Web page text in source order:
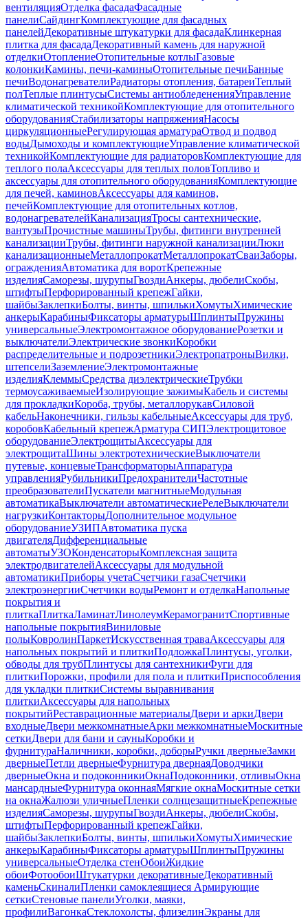
вентиляцияОтделка фасадаФасадные
панелиСайдингКомплектующие для фасадных
панелейДекоративные штукатурки для фасадаКлинкерная
плитка для фасадаДекоративный камень для наружной
отделкиОтоплениеОтопительные котлыГазовые
колонкиКамины, печи-каминыОтопительные печиБанные
печиВодонагревателиРадиаторы отопления, батареиТеплый
полТеплые плинтусыСистемы антиобледененияУправление
климатической техникойКомплектующие для отопительного
оборудованияСтабилизаторы напряженияНасосы
циркуляционныеРегулирующая арматураОтвод и подвод
водыДымоходы и комплектующиеУправление климатической
техникойКомплектующие для радиаторовКомплектующие для
теплого полаАксессуары для теплых половТопливо и
аксессуары для отопительного оборудованияКомплектующие
для печей, каминовАксессуары для каминов,
печейКомплектующие для отопительных котлов,
водонагревателейКанализацияТросы сантехнические,
вантузыПрочистные машиныТрубы, фитинги внутренней
канализацииТрубы, фитинги наружной канализацииЛюки
канализационныеМеталлопрокатМеталлопрокатСваиЗаборы,
огражденияАвтоматика для воротКрепежные
изделияСаморезы, шурупыГвоздиАнкеры, дюбелиСкобы,
штифтыПерфорированный крепежГайки,
шайбыЗаклепкиБолты, винты, шпилькиХомутыХимические
анкерыКарабиныФиксаторы арматурыШплинтыПружины
универсальныеЭлектромонтажное оборудованиеРозетки и
выключателиЭлектрические звонкиКоробки
распределительные и подрозетникиЭлектропатроныВилки,
штепселиЗаземлениеЭлектромонтажные
изделияКлеммыСредства диэлектрическиеТрубки
термоусаживаемыеИзолирующие зажимыКабель и системы
для прокладкиКороба, трубы, металлорукавСиловой
кабельНаконечники, гильзы кабельныеАксессуары для труб,
коробовКабельный крепежАрматура СИПЭлектрощитовое
оборудованиеЭлектрощитыАксессуары для
электрощитаШины электротехническиеВыключатели
путевые, концевыеТрансформаторыАппаратура
управленияРубильникиПредохранителиЧастотные
преобразователиПускатели магнитныеМодульная
автоматикаВыключатели автоматическиеРелеВыключатели
нагрузкиКонтакторыДополнительное модульное
оборудованиеУЗИПАвтоматика пуска
двигателяДифференциальные
автоматыУЗОКонденсаторыКомплексная защита
электродвигателейАксессуары для модульной
автоматикиПриборы учетаСчетчики газаСчетчики
электроэнергииСчетчики водыРемонт и отделкаНапольные
покрытия и
плиткаПлиткаЛаминатЛинолеумКерамогранитСпортивные
напольные покрытияВиниловые
полыКовролинПаркетИскусственная траваАксессуары для
напольных покрытий и плиткиПодложкаПлинтусы, уголки,
обводы для трубПлинтусы для сантехникиФуги для
плиткиПорожки, профили для пола и плиткиПриспособления
для укладки плиткиСистемы выравнивания
плиткиАксессуары для напольных
покрытийРеставрационные материалыДвери и аркиДвери
входныеДвери межкомнатныеАрки межкомнатныеМоскитные
сеткиДвери для бани и сауныКоробки и
фурнитураНаличники, коробки, доборыРучки дверныеЗамки
дверныеПетли дверныеФурнитура двернаяДоводчики
дверныеОкна и подоконникиОкнаПодоконники, отливыОкна
мансардныеФурнитура оконнаяМягкие окнаМоскитные сетки
на окнаЖалюзи уличныеПленки солнцезащитныеКрепежные
изделияСаморезы, шурупыГвоздиАнкеры, дюбелиСкобы,
штифтыПерфорированный крепежГайки,
шайбыЗаклепкиБолты, винты, шпилькиХомутыХимические
анкерыКарабиныФиксаторы арматурыШплинтыПружины
универсальныеОтделка стенОбоиЖидкие
обоиФотообоиШтукатурки декоративныеДекоративный
каменьСкиналиПленки самоклеящиеся Армирующие
сеткиСтеновые панелиУголки, маяки,
профилиВагонкаСтеклохолсты, флизелинЭкраны для